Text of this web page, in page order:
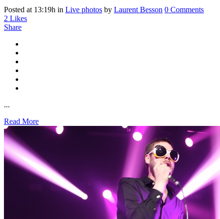
Posted at 13:19h in Live photos by Laurent Besson 0 Comments
2 Likes
Share
...
Read More